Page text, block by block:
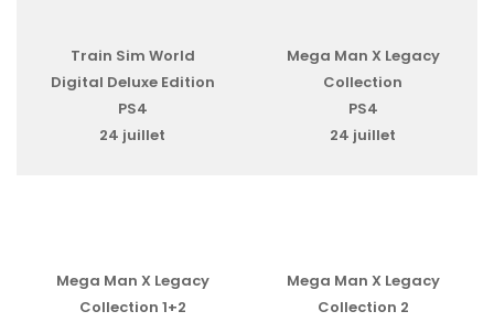
Train Sim World
Digital Deluxe Edition
PS4
24 juillet
Mega Man X Legacy
Collection
PS4
24 juillet
Mega Man X Legacy
Collection 1+2
Mega Man X Legacy
Collection 2